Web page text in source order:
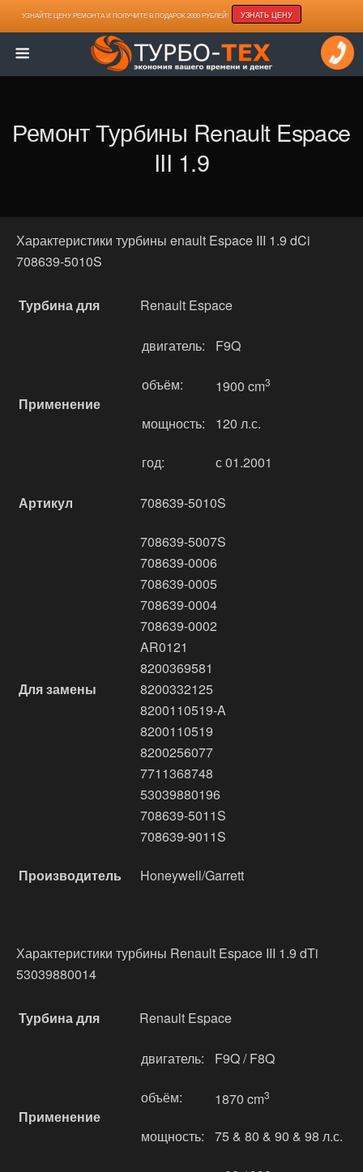
УЗНАЙТЕ ЦЕНУ РЕМОНТА И ПОЛУЧИТЕ В ПОДАРОК 2000 РУБЛЕЙ! УЗНАТЬ ЦЕНУ
Ремонт Турбины Renault Espace
III 1.9
Характеристики турбины enault Espace III 1.9 dCi
708639-5010S
Турбина для Renault Espace
Применение
двигатель: F9Q
объём: 1900 cm3
мощность: 120 л.с.
год: с 01.2001
Артикул 708639-5010S
Для замены
708639-5007S
708639-0006
708639-0005
708639-0004
708639-0002
AR0121
8200369581
8200332125
8200110519-A
8200110519
8200256077
7711368748
53039880196
708639-5011S
708639-9011S
Производитель Honeywell/Garrett
Характеристики турбины Renault Espace III 1.9 dTi
53039880014
Турбина для Renault Espace
Применение
двигатель: F9Q / F8Q
объём: 1870 cm3
мощность: 75 & 80 & 90 & 98 л.с.